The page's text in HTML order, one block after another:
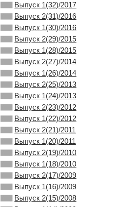
Выпуск 1(32)/2017
Выпуск 2(31)/2016
Выпуск 1(30)/2016
Выпуск 2(29)/2015
Выпуск 1(28)/2015
Выпуск 2(27)/2014
Выпуск 1(26)/2014
Выпуск 2(25)/2013
Выпуск 1(24)/2013
Выпуск 2(23)/2012
Выпуск 1(22)/2012
Выпуск 2(21)/2011
Выпуск 1(20)/2011
Выпуск 2(19)/2010
Выпуск 1(18)/2010
Выпуск 2(17)/2009
Выпуск 1(16)/2009
Выпуск 2(15)/2008